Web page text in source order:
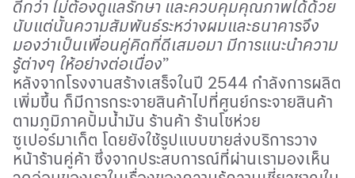
ดีกว่า ไม่ต้องดูแลรักษา และควบคุมคุณภาพได้ด้วย
นับแต่นั้นความสัมพันธ์ระหว่างผมและธนาคารจึง
มองว่าเป็นเพื่อนคู่คิดที่ดีเสมอมา มีการแนะนำความ
รู้ต่างๆ ให้อย่างต่อเนื่อง”
หลังจากโรงงานสร้างเสร็จในปี 2544 กำลังการผลิต
เพิ่มขึ้น ก็มีการกระจายสินค้าไปที่ศูนย์กระจายสินค้า
ตามภูมิภาคปั้มน้ำมัน ร้านค้า ร้านโชห่วย
ซูเปอร์มาเก็ต โดยยังใช้รูปแบบขายส่งบริการวาง
หน้าร้านคู่ค้า ซึ่งจากประสบการณ์ที่ผ่านเรามองเห็น